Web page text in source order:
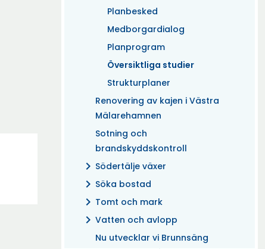
Planbesked
Medborgardialog
Planprogram
Översiktliga studier
Strukturplaner
Renovering av kajen i Västra
Mälarehamnen
Sotning och
brandskyddskontroll
chevron_right Södertälje växer
chevron_right Söka bostad
chevron_right Tomt och mark
chevron_right Vatten och avlopp
Nu utvecklar vi Brunnsäng